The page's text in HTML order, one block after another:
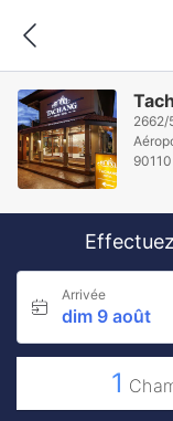
2662/
90110
Arrivée
dim 9 août
1